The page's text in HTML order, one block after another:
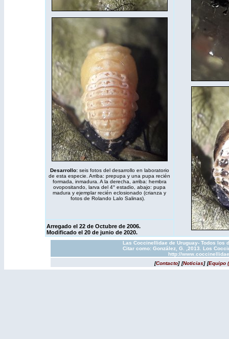
Desarrollo: seis fotos del desarrollo en laboratorio
de esta especie. Arriba: prepupa y una pupa recién
formada, inmadura. A la derecha, arriba: hembra
ovopositando, larva del 4° estadio, abajo: pupa
madura y ejemplar recién eclosionado (crianza y
fotos de Rolando Lalo Salinas).
Arregado el 22 de Octubre de 2006.
Modificado el 20 de junio de 2020.
Las Coccinellidae de Uruguay- Todos los
Citar como: González, G. ,2013. Los
http://
[Contacto] [Noticias] [Equipo